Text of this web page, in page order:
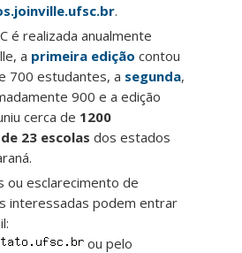
.
é realizada anualmente
a primeira edição contou
700 estudantes, a segunda,
900 e a edição
cerca de 1200
23 escolas dos estados
ou esclarecimento de
interessadas podem entrar
ou pelo